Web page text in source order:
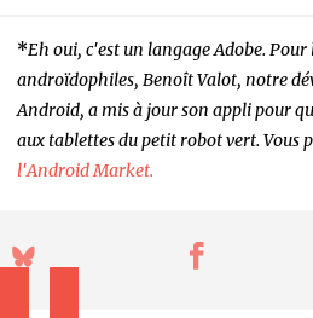
*Eh oui, c'est un langage Adobe. Pour
androïdophiles, Benoît Valot, notre
Android, a mis à jour son appli pour
aux tablettes du petit robot vert. Vous
l'Android Market.